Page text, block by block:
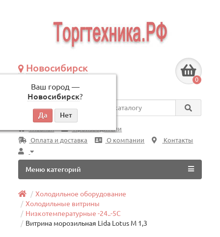
Новосибирск
Ваш город —
Новосибирск?
по будням, с 09:00 до 18:00
0
Везде
Главная
Производители
Оплата и доставка
О компании Контакты
Меню категорий
Холодильное оборудование
Холодильные витрины
Низкотемпературные -24..-5C
Витрина морозильная Lida Lotus M 1,3